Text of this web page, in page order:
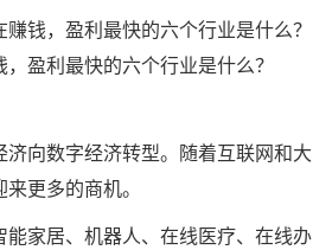
，盈利最快的六个行业是什么？
盈利最快的六个行业是什么？
向数字经济转型。随着互联网和大
更多的商机。
家居、机器人、在线医疗、在线办